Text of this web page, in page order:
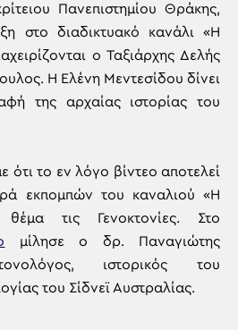
Πανεπιστημίου Θράκης,
στο διαδικτυακό κανάλι «Η
ο Ταξιάρχης Δελής
Η Ελένη Μεντεσίδου δίνει
της αρχαίας ιστορίας του
ότι το εν λόγο βίντεο αποτελεί
εκπομπών του καναλιού «Η
τις Γενοκτονίες. Στο
μίλησε ο δρ. Παναγιώτης
ιστορικός του
του Σίδνεϊ Αυστραλίας.